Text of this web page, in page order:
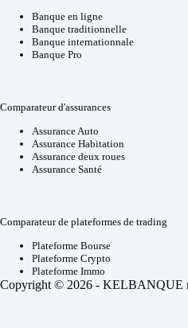
Banque en ligne
Banque traditionnelle
Banque internationnale
Banque Pro
Comparateur d'assurances
Assurance Auto
Assurance Habitation
Assurance deux roues
Assurance Santé
Comparateur de plateformes de trading
Plateforme Bourse
Plateforme Crypto
Plateforme Immo
Copyright © 2026 - KELBANQUE